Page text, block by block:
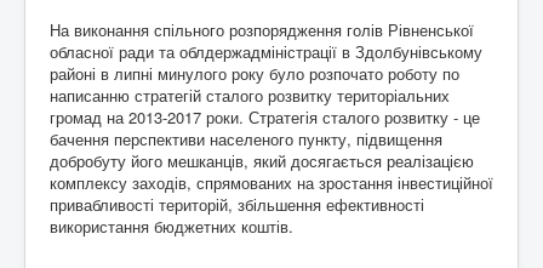
На виконання спільного розпорядження голів Рівненської
обласної ради та облдержадміністрації в Здолбунівському
районі в липні минулого року було розпочато роботу по
написанню стратегій сталого розвитку територіальних
громад на 2013-2017 роки. Стратегія сталого розвитку - це
бачення перспективи населеного пункту, підвищення
добробуту його мешканців, який досягається реалізацією
комплексу заходів, спрямованих на зростання інвестиційної
привабливості територій, збільшення ефективності
використання бюджетних коштів.